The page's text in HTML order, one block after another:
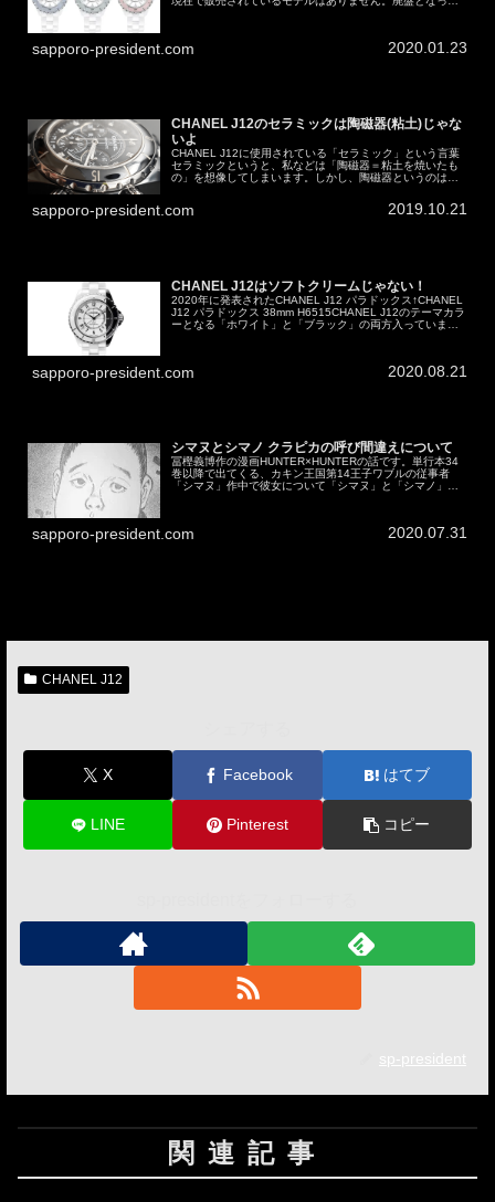
sapporo-president.com 2020.01.23
CHANEL J12のセラミックは陶磁器(粘土)じゃな
いよ
CHANEL J12に使用されている「セラミック」という言葉
セラミックというと、私などは「陶磁器＝粘土を焼いたも
の」を想像してしまいます。しかし、陶磁器というのは
sapporo-president.com 2019.10.21
CHANEL J12はソフトクリームじゃない！
2020年に発表されたCHANEL J12 パラドックス↑CHANEL
J12 パラドックス 38mm H6515CHANEL J12のテーマカラ
ーとなる「ホワイト」と「ブラック」の両方入っていま
sapporo-president.com 2020.08.21
シマヌとシマノ クラピカの呼び間違えについて
冨樫義博作の漫画HUNTER×HUNTERの話です。単行本34
巻以降で出てくる、カキン王国第14王子ワブルの従事者
「シマヌ」作中で彼女について「シマヌ」と「シマノ」と
sapporo-president.com 2020.07.31
CHANEL J12
X Facebook はてブ
LINE Pinterest コピー
sp-president
関連記事